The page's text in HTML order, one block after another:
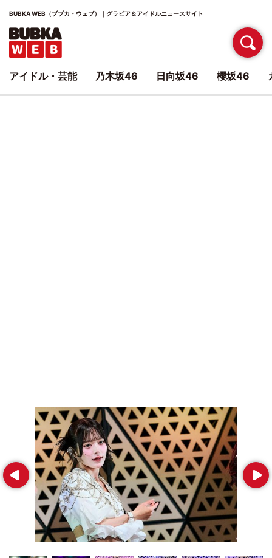
BUBKA WEB（ブブカ・ウェブ）｜グラビア＆アイドルニュースサイト
Prev Next
アイドル・芸能 乃木坂46 日向坂46 櫻坂46